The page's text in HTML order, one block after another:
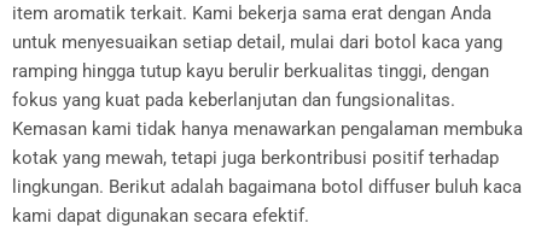
item aromatik terkait. Kami bekerja sama erat dengan Anda
untuk menyesuaikan setiap detail, mulai dari botol kaca yang
ramping hingga tutup kayu berulir berkualitas tinggi, dengan
fokus yang kuat pada keberlanjutan dan fungsionalitas.
Kemasan kami tidak hanya menawarkan pengalaman membuka
kotak yang mewah, tetapi juga berkontribusi positif terhadap
lingkungan. Berikut adalah bagaimana botol diffuser buluh kaca
kami dapat digunakan secara efektif.